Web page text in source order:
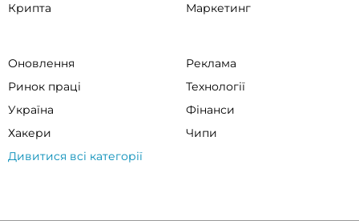
Крипта
Маркетинг
Оновлення
Реклама
Ринок праці
Технології
Україна
Фінанси
Хакери
Чипи
Дивитися всі категорії